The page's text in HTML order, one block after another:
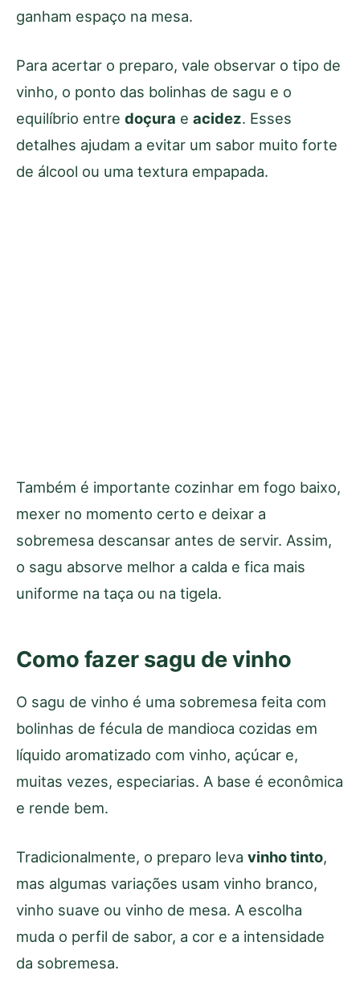
ganham espaço na mesa.
Para acertar o preparo, vale observar o tipo de
vinho, o ponto das bolinhas de sagu e o
equilíbrio entre doçura e acidez. Esses
detalhes ajudam a evitar um sabor muito forte
de álcool ou uma textura empapada.
Também é importante cozinhar em fogo baixo,
mexer no momento certo e deixar a
sobremesa descansar antes de servir. Assim,
o sagu absorve melhor a calda e fica mais
uniforme na taça ou na tigela.
Como fazer sagu de vinho
O sagu de vinho é uma sobremesa feita com
bolinhas de fécula de mandioca cozidas em
líquido aromatizado com vinho, açúcar e,
muitas vezes, especiarias. A base é econômica
e rende bem.
Tradicionalmente, o preparo leva vinho tinto,
mas algumas variações usam vinho branco,
vinho suave ou vinho de mesa. A escolha
muda o perfil de sabor, a cor e a intensidade
da sobremesa.